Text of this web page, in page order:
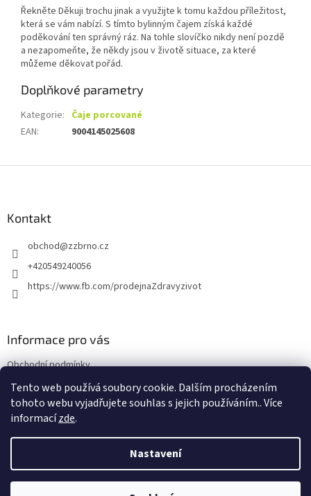
Tento web používá soubory cookie. Dalším procházením
tohoto webu vyjadřujete souhlas s jejich používáním.. Více
informacízde.
Nastavení
Řekněte Děkuji trochu jinak a využijte k tomu každou příležitost,
která se vám nabízí. S tímto bylinným čajem získá každé
poděkování ten správný ráz. Na tohle slovíčko nikdy není pozdě
a nezapomeňte, že někdy jsou v životě situace, za které
můžeme děkovat pořád.
Doplňkové parametry
Kategorie: Čaje porcované
EAN: 9004145025608
Kontakt
obchod@zzbrno.cz
+420549240056
https://www.fb.com/prodejnaZdravyzivot
Informace pro vás
Obchodní podmínky
Podmínky ochrany osobních údajů
Copyright 2026E-shop Zdravý život. Všechna práva vyhrazena.